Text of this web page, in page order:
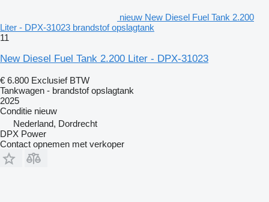
nieuw New Diesel Fuel Tank 2.200
Liter - DPX-31023 brandstof opslagtank
11
New Diesel Fuel Tank 2.200 Liter - DPX-31023
€ 6.800 Exclusief BTW
Tankwagen - brandstof opslagtank
2025
Conditie nieuw
Nederland, Dordrecht
DPX Power
Contact opnemen met verkoper